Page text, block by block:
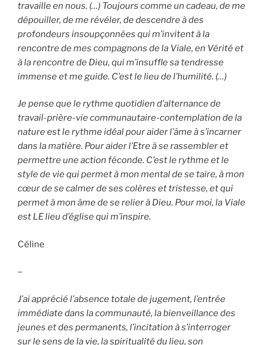
travaille en nous. (…) Toujours comme un cadeau, de me
dépouiller, de me révéler, de descendre à des
profondeurs insoupçonnées qui m’invitent à la
rencontre de mes compagnons de la Viale, en Vérité et
à la rencontre de Dieu, qui m’insuffle sa tendresse
immense et me guide. C’est le lieu de l’humilité. (…)
Je pense que le rythme quotidien d’alternance de
travail-prière-vie communautaire-contemplation de la
nature est le rythme idéal pour aider l’âme à s’incarner
dans la matière. Pour aider l’Etre à se rassembler et
permettre une action féconde. C’est le rythme et le
style de vie qui permet à mon mental de se taire, à mon
cœur de se calmer de ses colères et tristesse, et qui
permet à mon âme de se relier à Dieu. Pour moi, la Viale
est LElieu d’église qui m’inspire.
Céline
–
J’ai apprécié l’absence totale de jugement, l’entrée
immédiate dans la communauté, la bienveillance des
jeunes et des permanents, l’incitation à s’interroger
sur le sens de la vie, la spiritualité du lieu, son